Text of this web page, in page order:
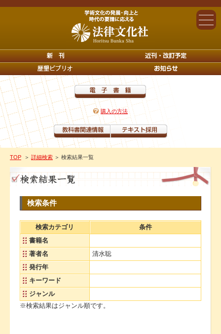
購入の方法
TOP ＞ 詳細検索 ＞ 検索結果一覧
検索条件
検索カテゴリ
条件
書籍名
著者名
清水聡
発行年
キーワード
ジャンル
※検索結果はジャンル順です。